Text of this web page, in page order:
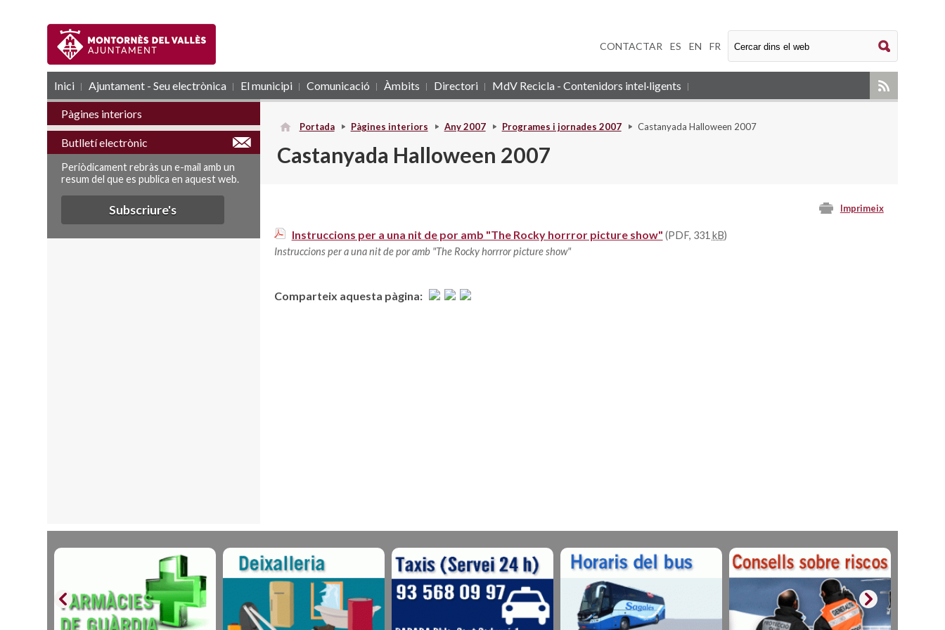
CONTACTAR ES EN FR
Inici Ajuntament - Seu electrònica El municipi Comunicació Àmbits Directori MdV Recicla - Contenidors intel·ligents
RSS
Portada Pàgines interiors Any 2007 Programes i jornades 2007 Castanyada Halloween 2007
Castanyada Halloween 2007
Imprimeix
Instruccions per a una nit de por amb "The Rocky horrror picture show" (PDF, 331 kB)
Instruccions per a una nit de por amb "The Rocky horrror picture show"
Comparteix aquesta pàgina:
Pàgines interiors
Butlletí electrònic
Periòdicament rebràs un e-mail amb un
resum del que es publica en aquest web.
Subscriure's